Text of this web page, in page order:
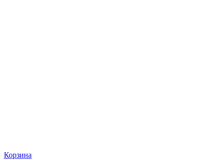
Корзина